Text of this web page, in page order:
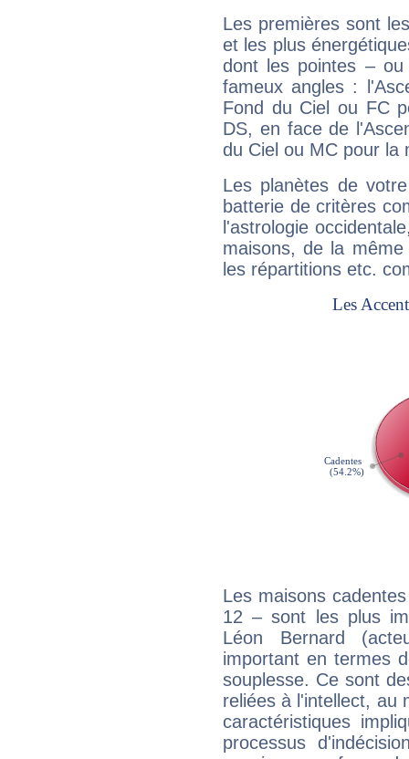
Les premières sont
et les plus
dont les pointes –
fameux angles :
Fond du Ciel ou FC
DS, en face de
du Ciel ou MC pour la
Les planètes de
batterie de critères
l'astrologie
maisons, de la
les répartitions etc.
Les maisons
12 – sont les plus
Léon Bernard
important en termes
souplesse. Ce sont
reliées à l'intellect, au
caractéristiques
processus